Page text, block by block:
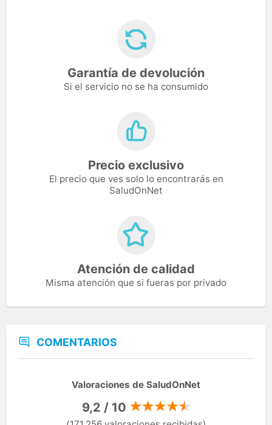
Garantía de devolución
Si el servicio no se ha consumido
Precio exclusivo
El precio que ves solo lo encontrarás en
SaludOnNet
Atención de calidad
Misma atención que si fueras por privado
COMENTARIOS
Valoraciones de SaludOnNet
9,2 / 10